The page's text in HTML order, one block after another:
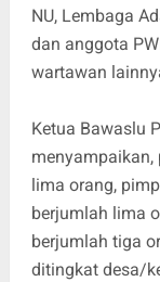
NU, Lembaga
dan anggota
wartawan
Ketua Bawaslu
lima orang,
berjumlah lima
berjumlah tiga
ditingkat desa/